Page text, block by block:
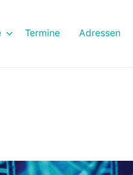
Termine Adressen